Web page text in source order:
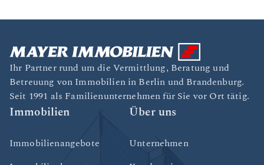
Ihr Partner rund um die Vermittlung, Beratung und
Betreuung von Immobilien in Berlin und Brandenburg.
Seit 1991 als Familienunternehmen für Sie vor Ort tätig.
Immobilien
Immobilienangebote
Über uns
Unternehmen